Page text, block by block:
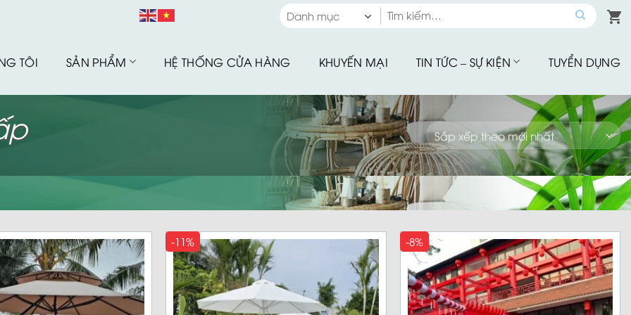
Danh mục
Bàn Ghế Quầy Bar
Bàn Ghế Sân Vườn
Bộ Sưu Tập
Bàn Ghế Ăn Ngoài Trời
Sofa Mây Nhựa
Bàn Ghế Ban Công
Bàn Ghế Cafe
Xích Đu Thư Giãn
Ghế Bể Bơi, Ghế Hồ Bơi
Ô Dù Nhà Bạt
Tìm
kiếm:
TÔI SẢN PHẨM HỆ THỐNG CỬA HÀNG KHUYẾN MẠI TIN TỨC – SỰ KIỆN TUYỂN DỤNG
-11% -8%